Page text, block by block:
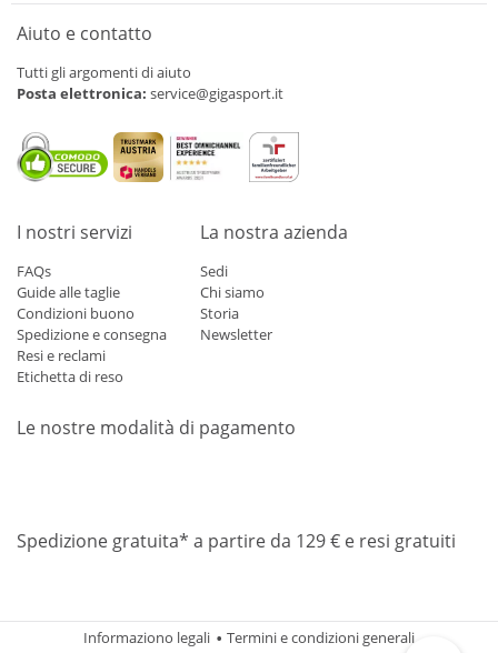
Aiuto e contatto
Tutti gli argomenti di aiuto
Posta elettronica: service@gigasport.it
I nostri servizi
FAQs
Guide alle taglie
Condizioni buono
Spedizione e consegna
Resi e reclami
Etichetta di reso
La nostra azienda
Sedi
Chi siamo
Storia
Newsletter
Le nostre modalità di pagamento
Spedizione gratuita* a partire da 129 € e resi gratuiti
Informaziono legali
Termini e condizioni generali